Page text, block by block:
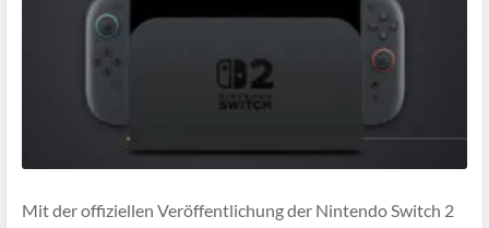
Mit der offiziellen Veröffentlichung der Nintendo Switch 2